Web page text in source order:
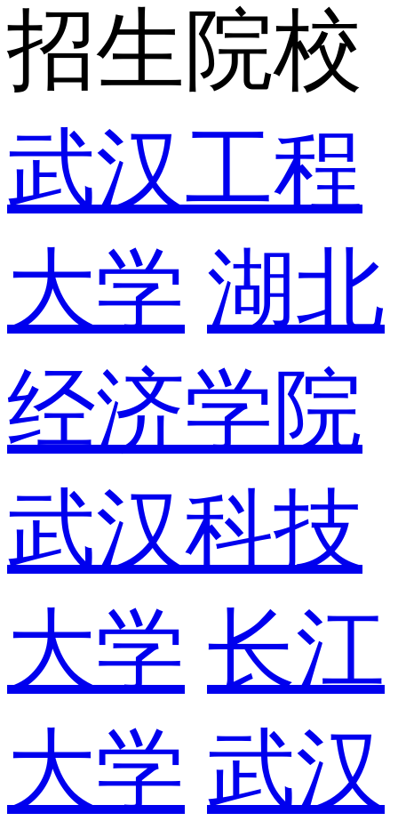
招生院校
武汉工程
大学 湖北
经济学院
武汉科技
大学 长江
大学 武汉